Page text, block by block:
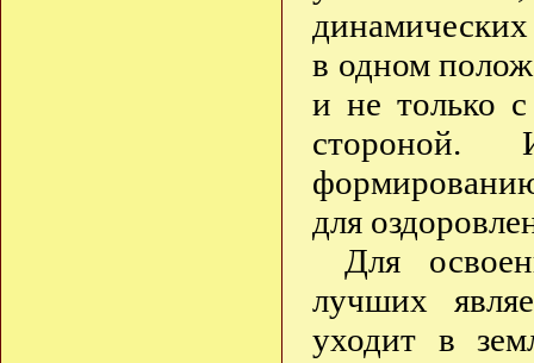
в одном
и не только с
стороной.
для
Для
лучших
уходит в